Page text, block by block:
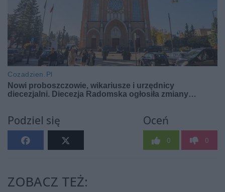
Podziel się Oceń
0 0
ZOBACZ TEŻ: